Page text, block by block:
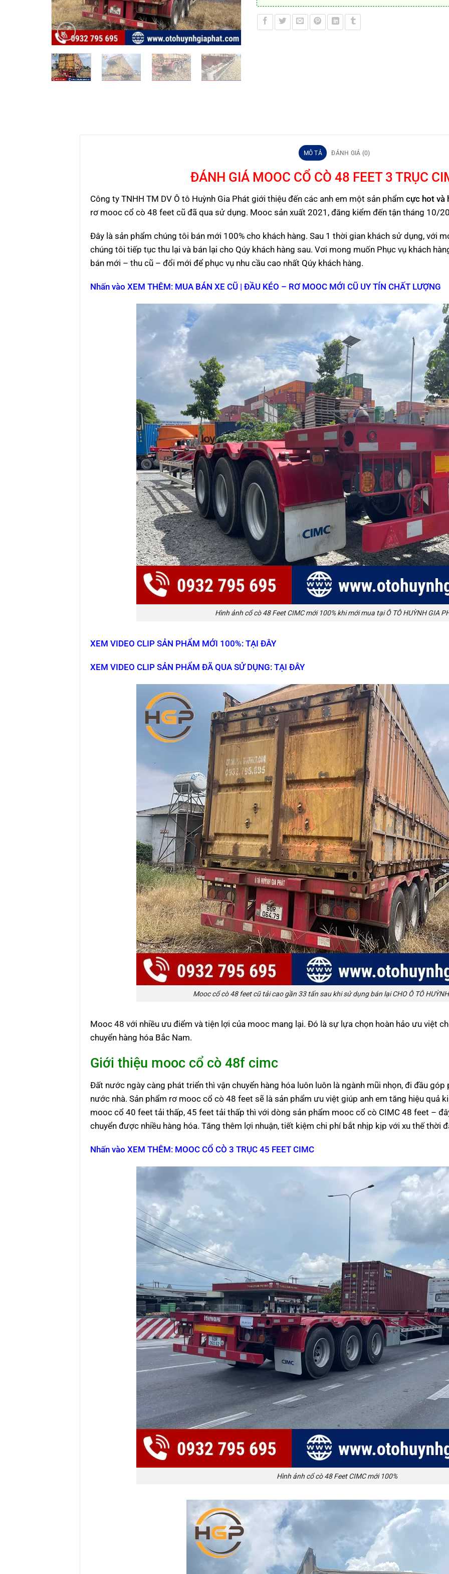
MÔ TẢ ĐÁNH GIÁ (0)
ĐÁNH GIÁ MOOC CỔ CÒ 48 FEET 3 TRỤC
Công ty TNHH TM DV Ô tô Huỳnh Gia Phát giới thiệu đến các anh em một sản phẩm cực hot và
rơ mooc cổ cò 48 feet cũ đã qua sử dụng. Mooc sản xuất 2021, đăng kiểm đến tận tháng 10/
Đây là sản phẩm chúng tôi bán mới 100% cho khách hàng. Sau 1 thời gian khách sử dụng, với
chúng tôi tiếp tục thu lại và bán lại cho Qúy khách hàng sau. Vơi mong muốn Phục vụ khách
bán mới – thu cũ – đổi mới để phục vụ nhu cầu cao nhất Qúy khách hàng.
Nhấn vào XEM THÊM: MUA BÁN XE CŨ | ĐẦU KÉO – RƠ MOOC MỚI CŨ UY TÍN CHẤT LƯỢNG
Hình ảnh cổ cò 48 Feet CIMC mới 100% khi mới mua tại Ô TÔ HUỲNH GIA
XEM VIDEO CLIP SẢN PHẨM MỚI 100%: TẠI ĐÂY
XEM VIDEO CLIP SẢN PHẨM ĐÃ QUA SỬ DỤNG: TẠI ĐÂY
Mooc cổ cò 48 feet cũ tải cao gần 33 tấn sau khi sử dụng bán lại CHO Ô TÔ
Mooc 48 với nhiều ưu điểm và tiện lợi của mooc mang lại. Đó là sự lựa chọn hoàn hảo ưu việt
chuyển hàng hóa Bắc Nam.
Giới thiệu mooc cổ cò 48f cimc
Đất nước ngày càng phát triển thì vận chuyển hàng hóa luôn luôn là ngành mũi nhọn, đi đầu
nước nhà. Sản phẩm rơ mooc cổ cò 48 feet sẽ là sản phẩm ưu việt giúp anh em tăng hiệu quả
mooc cổ 40 feet tải thấp, 45 feet tải thấp thì với dòng sản phẩm mooc cổ cò CIMC 48 feet –
chuyển được nhiều hàng hóa. Tăng thêm lợi nhuận, tiết kiệm chi phí bắt nhịp kịp với xu thế thời
Nhấn vào XEM THÊM: MOOC CỔ CÒ 3 TRỤC 45 FEET CIMC
Hình ảnh cổ cò 48 Feet CIMC mới 100%